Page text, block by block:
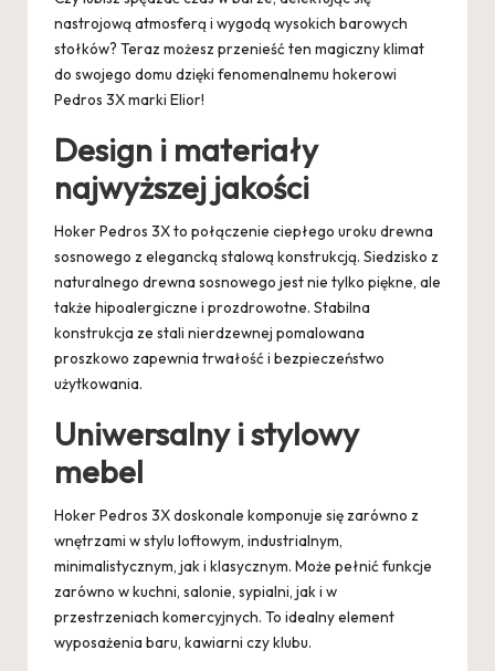
nastrojową atmosferą i wygodą wysokich barowych
stołków? Teraz możesz przenieść ten magiczny klimat
do swojego domu dzięki fenomenalnemu hokerowi
Pedros 3X marki Elior!
Design i materiały
najwyższej jakości
Hoker Pedros 3X to połączenie ciepłego uroku drewna
sosnowego z elegancką stalową konstrukcją. Siedzisko z
naturalnego drewna sosnowego jest nie tylko piękne, ale
także hipoalergiczne i prozdrowotne. Stabilna
konstrukcja ze stali nierdzewnej pomalowana
proszkowo zapewnia trwałość i bezpieczeństwo
użytkowania.
Uniwersalny i stylowy
mebel
Hoker Pedros 3X doskonale komponuje się zarówno z
wnętrzami w stylu loftowym, industrialnym,
minimalistycznym, jak i klasycznym. Może pełnić funkcje
zarówno w kuchni, salonie, sypialni, jak i w
przestrzeniach komercyjnych. To idealny element
wyposażenia baru, kawiarni czy klubu.